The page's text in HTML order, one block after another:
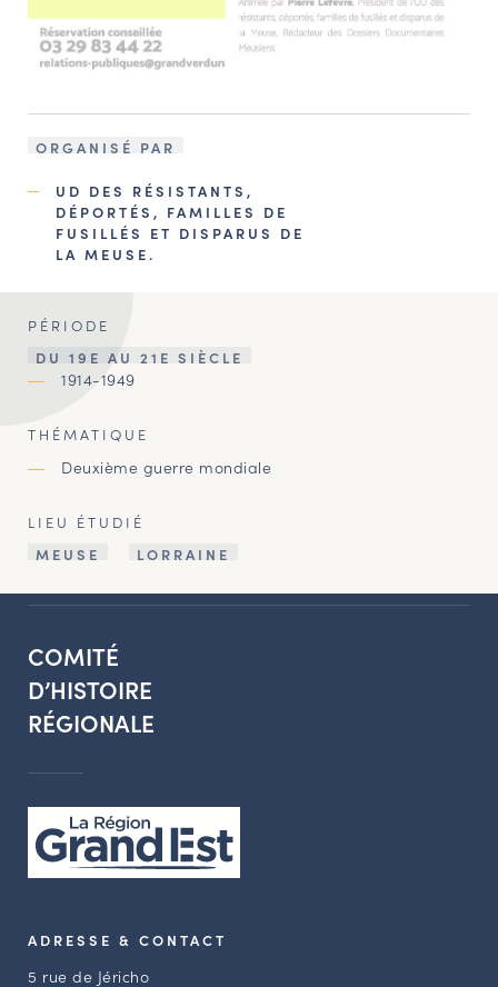
ORGANISÉ PAR
UD DES RÉSISTANTS,
DÉPORTÉS, FAMILLES DE
FUSILLÉS ET DISPARUS DE
LA MEUSE.
PÉRIODE
DU 19E AU 21E SIÈCLE
1914-1949
THÉMATIQUE
Deuxième guerre mondiale
LIEU ÉTUDIÉ
MEUSE
LORRAINE
COMITÉ
D’HISTOIRE
RÉGIONALE
ADRESSE & CONTACT
5 rue de Jéricho